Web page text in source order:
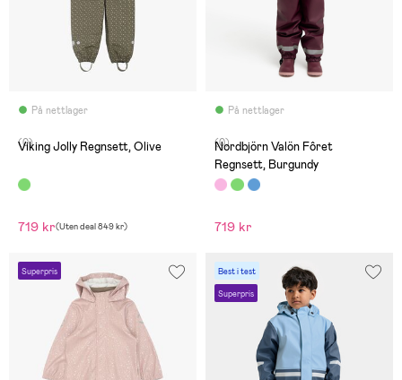
På nettlager
(0)
Viking Jolly Regnsett, Olive
719 kr(Uten deal849 kr)
På nettlager
(0)
Nordbjörn Valön Fôret
Regnsett, Burgundy
719 kr
Superpris Best i test
Superpris